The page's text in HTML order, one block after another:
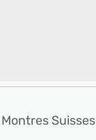
Montres Suisses